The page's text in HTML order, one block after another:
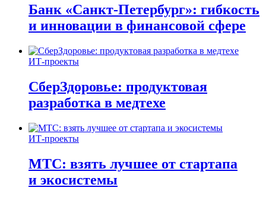
Банк «Санкт-Петербург»: гибкость
и инновации в финансовой сфере
ИТ-проекты
СберЗдоровье: продуктовая
разработка в медтехе
ИТ-проекты
МТС: взять лучшее от стартапа
и экосистемы